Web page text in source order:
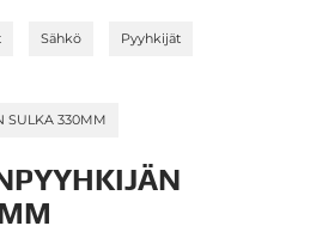
Sähkö Pyyhkijät
SULKA 330MM